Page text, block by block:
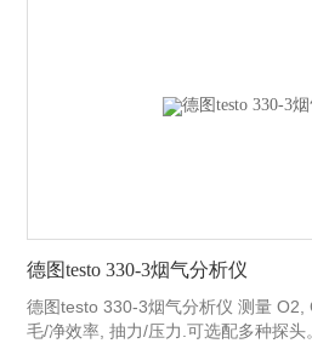
德图testo 330-3烟气分析仪
德图testo 330-3烟气分析仪 测量 O2,
毛/净效率, 抽力/压力.可选配多种探头